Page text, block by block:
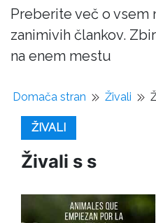
Preberite več o vsem
zanimivih člankov.
na enem mestu
Domača stran Živali
ŽIVALI
Živali s s